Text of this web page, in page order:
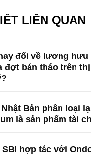
LIÊN QUAN
đổi về lương hưu
đợt bán tháo trên
Bản phân loại
là sản phẩm tài
SBI hợp tác với